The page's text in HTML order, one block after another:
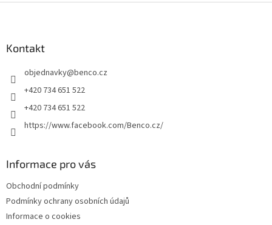
Kontakt
objednavky@benco.cz
+420 734 651 522
+420 734 651 522
https://www.facebook.com/Benco.cz/
Informace pro vás
Obchodní podmínky
Podmínky ochrany osobních údajů
Informace o cookies